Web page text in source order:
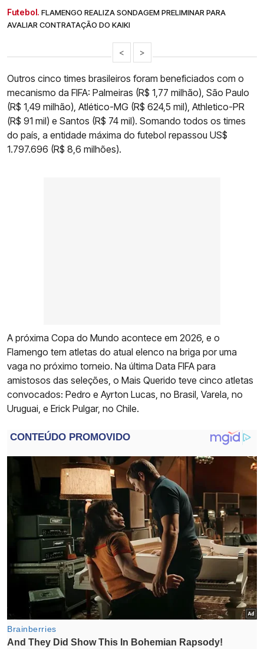
Futebol. FLAMENGO REALIZA SONDAGEM PRELIMINAR PARA
AVALIAR CONTRATAÇÃO DO KAIKI
< >
Outros cinco times brasileiros foram beneficiados com o
mecanismo da FIFA: Palmeiras (R$ 1,77 milhão), São Paulo
(R$ 1,49 milhão), Atlético-MG (R$ 624,5 mil), Athletico-PR
(R$ 91 mil) e Santos (R$ 74 mil). Somando todos os times
do país, a entidade máxima do futebol repassou US$
1.797.696 (R$ 8,6 milhões).
A próxima Copa do Mundo acontece em 2026, e o
Flamengo tem atletas do atual elenco na briga por uma
vaga no próximo torneio. Na última Data FIFA para
amistosos das seleções, o Mais Querido teve cinco atletas
convocados: Pedro e Ayrton Lucas, no Brasil, Varela, no
Uruguai, e Erick Pulgar, no Chile.